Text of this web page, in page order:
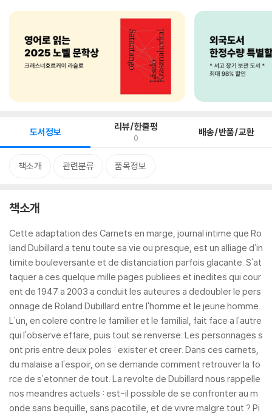
도서정보 리뷰/한줄평
0 배송/반품/교환
책소개 관련분류 품목정보
책소개
Cette adaptation des Carnets en marge, journal intime que Ro
land Dubillard a tenu toute sa vie ou presque, est un alliage d'in
timite bouleversante et de distanciation parfois glacante. S'at
taquer a ces quelque mille pages publiees et inedites qui cour
ent de 1947 a 2003 a conduit les auteures a dedoubler le pers
onnage de Roland Dubillard entre l'homme et le jeune homme.
L'un, en colere contre le familier et le familial, fait face a l'autre
qui l'observe effare, puis tout se renverse. Les personnages s
ont pris entre deux poles : exister et creer. Dans ces carnets,
du malaise a l'espoir, on se demande comment retrouver la fo
rce de s'etonner de tout. La revolte de Dubillard nous rappelle
nos meandres actuels : est-il possible de se confronter au m
onde sans bequille, sans pacotille, et de vivre malgre tout ? Pi